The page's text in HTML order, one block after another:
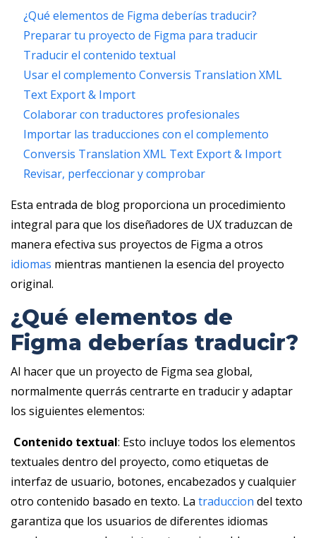
¿Qué elementos de Figma deberías traducir?
Preparar tu proyecto de Figma para traducir
Traducir el contenido textual
Usar el complemento Conversis Translation XML
Text Export & Import
Colaborar con traductores profesionales
Importar las traducciones con el complemento
Conversis Translation XML Text Export & Import
Revisar, perfeccionar y comprobar
Esta entrada de blog proporciona un procedimiento
integral para que los diseñadores de UX traduzcan de
manera efectiva sus proyectos de Figma a otros
idiomas mientras mantienen la esencia del proyecto
original.
¿Qué elementos de
Figma deberías traducir?
Al hacer que un proyecto de Figma sea global,
normalmente querrás centrarte en traducir y adaptar
los siguientes elementos:
Contenido textual: Esto incluye todos los elementos
textuales dentro del proyecto, como etiquetas de
interfaz de usuario, botones, encabezados y cualquier
otro contenido basado en texto. La traduccion del texto
garantiza que los usuarios de diferentes idiomas